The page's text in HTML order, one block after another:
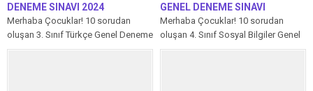
DENEME SINAVI 2024
Merhaba Çocuklar! 10 sorudan
oluşan 3. Sınıf Türkçe Genel Deneme
Sınavı’mızda her soru 10 puandır....
GENEL DENEME SINAVI
Merhaba Çocuklar! 10 sorudan
oluşan 4. Sınıf Sosyal Bilgiler Genel
Deneme Sınavı’mızda her soru 10...